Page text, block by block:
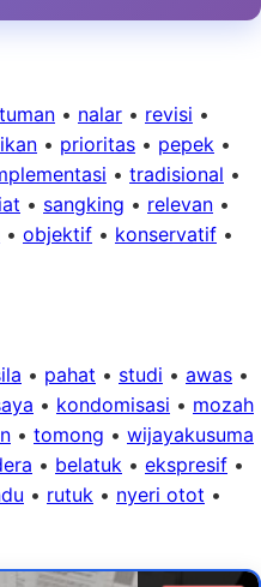
tuman • nalar • revisi •
• prioritas • pepek •
• tradisional •
• sangking • relevan •
• objektif • konservatif •
• pahat • studi • awas •
• kondomisasi • mozah
• tomong • wijayakusuma
• belatuk • ekspresif •
• rutuk • nyeri otot •